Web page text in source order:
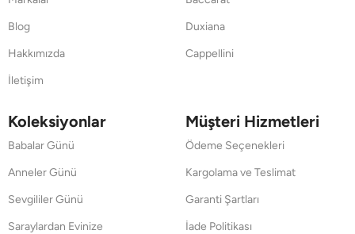
Blog
Hakkımızda
İletişim
Duxiana
Cappellini
Koleksiyonlar
Babalar Günü
Anneler Günü
Sevgililer Günü
Saraylardan Evinize
Müşteri Hizmetleri
Ödeme Seçenekleri
Kargolama ve Teslimat
Garanti Şartları
İade Politikası